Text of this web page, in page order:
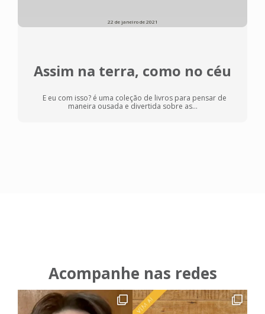
22 de janeiro de 2021
Assim na terra, como no céu
E eu com isso? é uma coleção de livros para pensar de
maneira ousada e divertida sobre as...
Acompanhe nas redes